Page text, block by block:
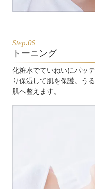
Step.06
トーニング
化粧水でていねいにパッ
り保湿して肌を保護。う
肌へ整えます。